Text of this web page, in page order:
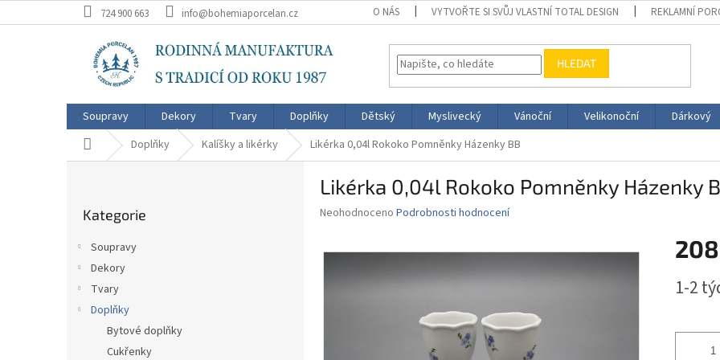
na
724 900 663 info@bohemiaporcelan.cz O NÁS VYTVOŘTE SI SVŮJ VLASTNÍ TOTAL DESIGN REKLAMNÍ
HLEDAT
Soupravy Dekory Tvary Doplňky Dětský Myslivecký Vánoční Velikonoční Dárkový
Domů Doplňky Kalíšky a likérky Likérka 0,04l Rokoko Pomněnky Házenky BB
kategorie
Kategorie
Soupravy
Dekory
Tvary
Doplňky
Bytové doplňky
Cukřenky
Likérka 0,04l Rokoko Pomněnky Házenky
Průměrné
Neohodnoceno Podrobnosti hodnocení
cena:
1-2